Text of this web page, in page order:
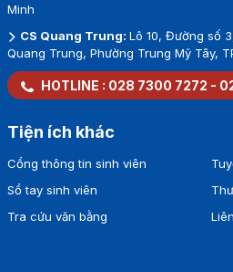
Minh
CS Quang Trung: Lô 10, Đường số
Quang Trung, Phường Trung Mỹ Tây,
HOTLINE : 028 7300 7272 -
Tiện ích khác
Cổng thông tin sinh viên
Sổ tay sinh viên
Tra cứu văn bằng